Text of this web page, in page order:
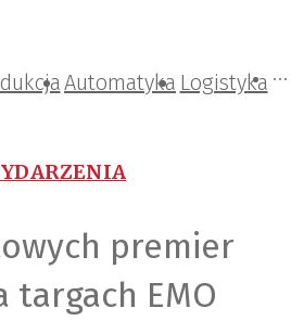
Automatyka Logistyka
premier
targach EMO